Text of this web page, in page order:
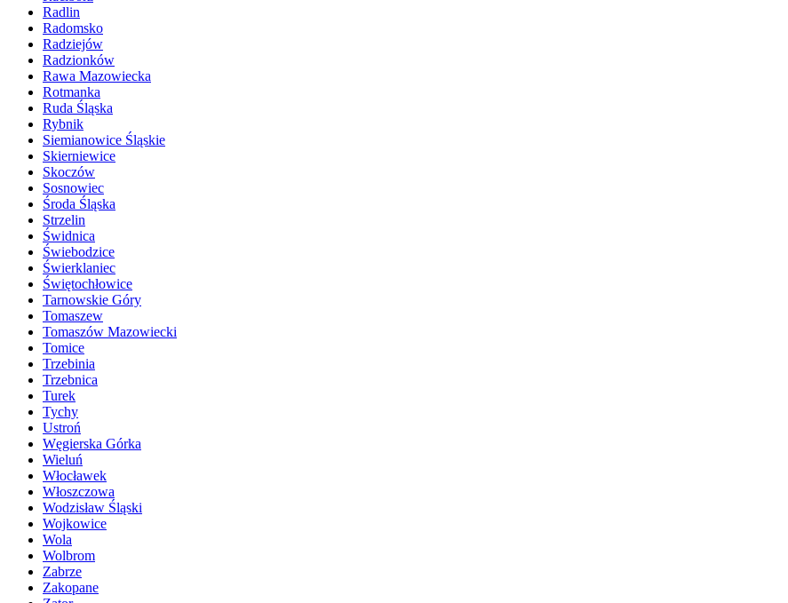
Radlin
Radomsko
Radziejów
Radzionków
Rawa Mazowiecka
Rotmanka
Ruda Śląska
Rybnik
Siemianowice Śląskie
Skierniewice
Skoczów
Sosnowiec
Środa Śląska
Strzelin
Świdnica
Świebodzice
Świerklaniec
Świętochłowice
Tarnowskie Góry
Tomaszew
Tomaszów Mazowiecki
Tomice
Trzebinia
Trzebnica
Turek
Tychy
Ustroń
Węgierska Górka
Wieluń
Włocławek
Włoszczowa
Wodzisław Śląski
Wojkowice
Wola
Wolbrom
Zabrze
Zakopane